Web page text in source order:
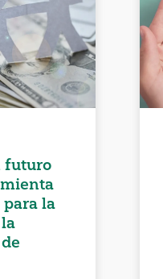
futuro
para la